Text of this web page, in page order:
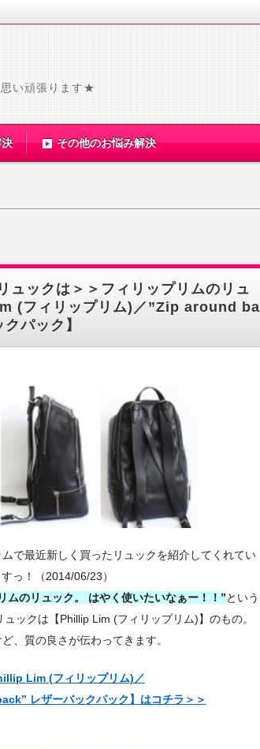
い頑張ります★
その他のお悩み解決
ュックは＞＞フィリップリムのリュ
(フィリップリム)／”Zip around ba
パック】
で最近新しく買ったリュックを紹介してくれてい
すっ！（2014/06/23）
ムのリュック。 はやく使いたいなぁー！！
という
ックは【Phillip Lim (フィリップリム)】のもの。
、質の良さが伝わってきます。
Lim (フィリップリム)／
レザーバックパック】はコチラ＞＞